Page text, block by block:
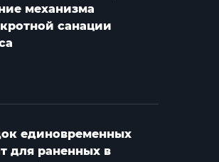
механизма
санации
единовременных
для раненных в